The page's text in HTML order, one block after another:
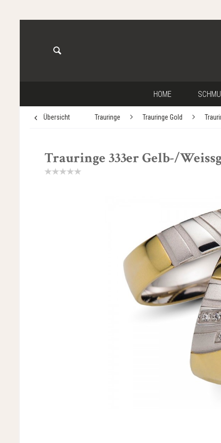
HOME
Übersicht Trauringe Trauringe Gold
Trauringe 333er Gelb-/